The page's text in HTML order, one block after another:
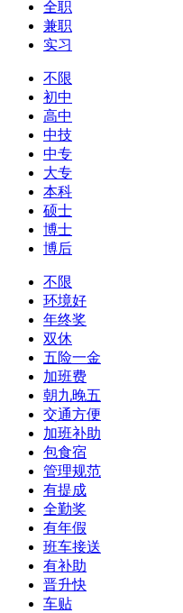
全职
兼职
实习
不限
初中
高中
中技
中专
大专
本科
硕士
博士
博后
不限
环境好
年终奖
双休
五险一金
加班费
朝九晚五
交通方便
加班补助
包食宿
管理规范
有提成
全勤奖
有年假
班车接送
有补助
晋升快
车贴